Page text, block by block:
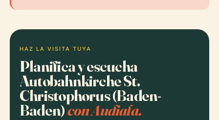
HAZ LA VISITA TUYA
Planifica y escucha
Autobahnkirche St.
Christophorus (Baden-
Baden)con Audiala.